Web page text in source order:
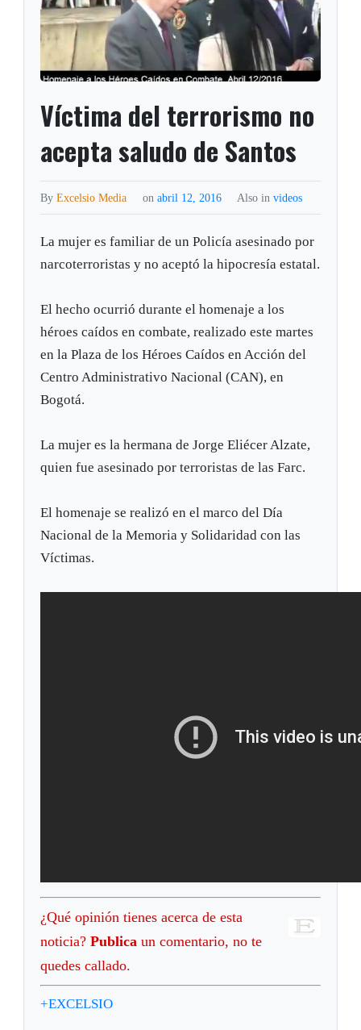
Víctima del terrorismo no
acepta saludo de Santos
ByExcelsio Media on abril 12, 2016 Also in videos
La mujer es familiar de un Policía asesinado por
narcoterroristas y no aceptó la hipocresía estatal.
El hecho ocurrió durante el homenaje a los
héroes caídos en combate, realizado este martes
en la Plaza de los Héroes Caídos en Acción del
Centro Administrativo Nacional (CAN), en
Bogotá.
La mujer es la hermana de Jorge Eliécer Alzate,
quien fue asesinado por terroristas de las Farc.
El homenaje se realizó en el marco del Día
Nacional de la Memoria y Solidaridad con las
Víctimas.
¿Qué opinión tienes acerca de esta
noticia?Publica un comentario, no te
quedes callado.
+EXCELSIO